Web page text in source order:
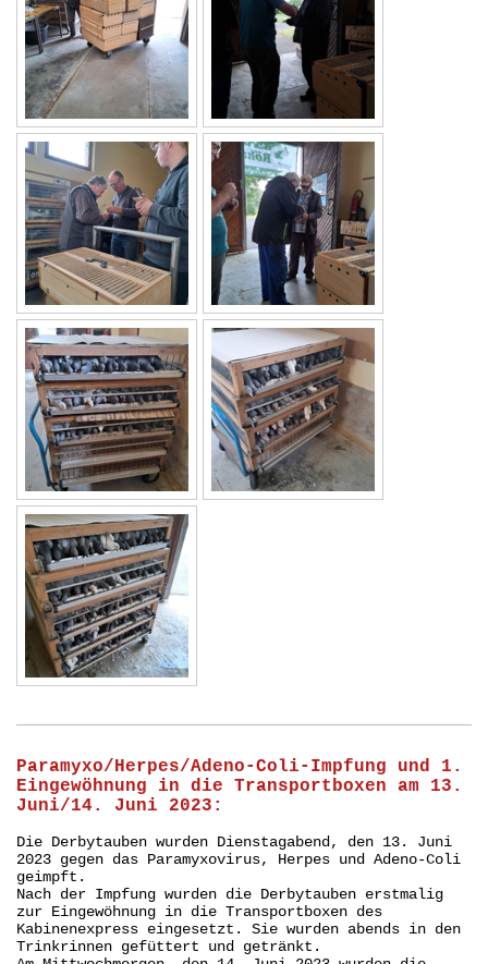
Paramyxo/Herpes/Adeno-Coli-Impfung und 1.
Eingewöhnung in die Transportboxen am 13.
Juni/14. Juni 2023:
Die Derbytauben wurden Dienstagabend, den 13. Juni
2023 gegen das Paramyxovirus, Herpes und Adeno-Coli
geimpft.
Nach der Impfung wurden die Derbytauben erstmalig
zur Eingewöhnung in die Transportboxen des
Kabinenexpress eingesetzt. Sie wurden abends in den
Trinkrinnen gefüttert und getränkt.